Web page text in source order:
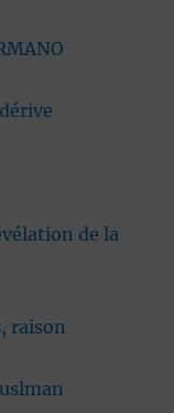
de la
raison